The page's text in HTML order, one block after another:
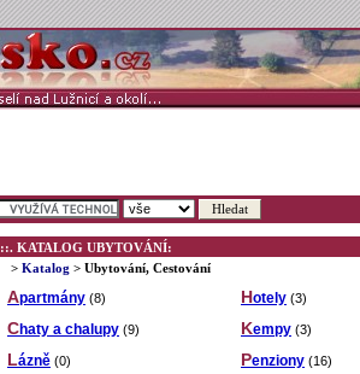
::. KATALOG UBYTOVÁNÍ:
> Katalog > Ubytování, Cestování
Apartmány (8) Hotely (3)
Chaty a chalupy (9) Kempy (3)
Lázně (0) Penziony (16)